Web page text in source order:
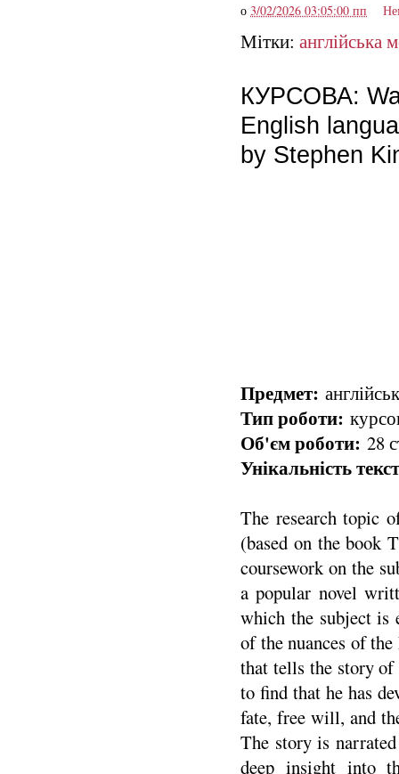
о 3/02/2026 03:05:00 пп
Мітки: англійська
КУРСОВА:
English
by Stephen
Предмет:
Тип роботи:
Об'єм роботи: 28
Унікальність
The research topic
(based on the book
coursework on the
a popular novel
which the subject is
of the nuances of
that tells the story of
to find that he has
fate, free will, and
The story is
deep insight into